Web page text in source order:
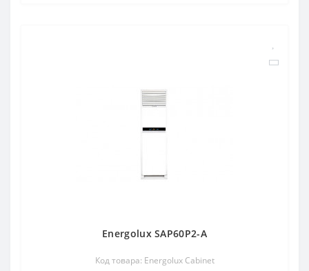
Energolux SAP60P2-A
Код товара: Energolux Cabinet